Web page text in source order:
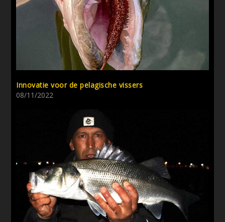
Innovatie voor de pelagische vissers
08/11/2022